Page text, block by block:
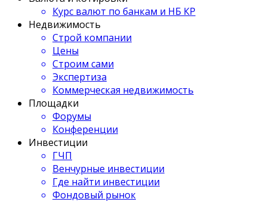
Курс валют по банкам и НБ КР
Недвижимость
Строй компании
Цены
Строим сами
Экспертиза
Коммерческая недвижимость
Площадки
Форумы
Конференции
Инвестиции
ГЧП
Венчурные инвестиции
Где найти инвестиции
Фондовый рынок